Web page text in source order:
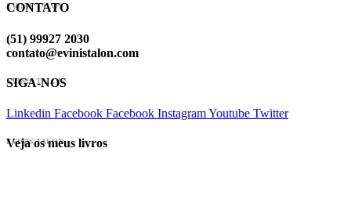
EVINIS TALON
CONTATO
(51) 99927 2030
contato@evinistalon.com
EVINIS TALON
SIGA-NOS
Linkedin Facebook Facebook InstagramYoutube Twitter
EVINIS TALON
Veja os meus livros